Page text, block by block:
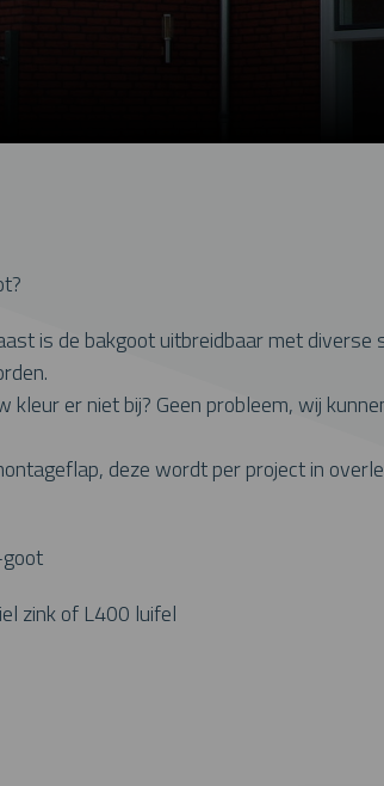
is de bakgoot uitbreidbaar met
er niet bij? Geen probleem, wij
deze wordt per project in
zink of L400 luifel